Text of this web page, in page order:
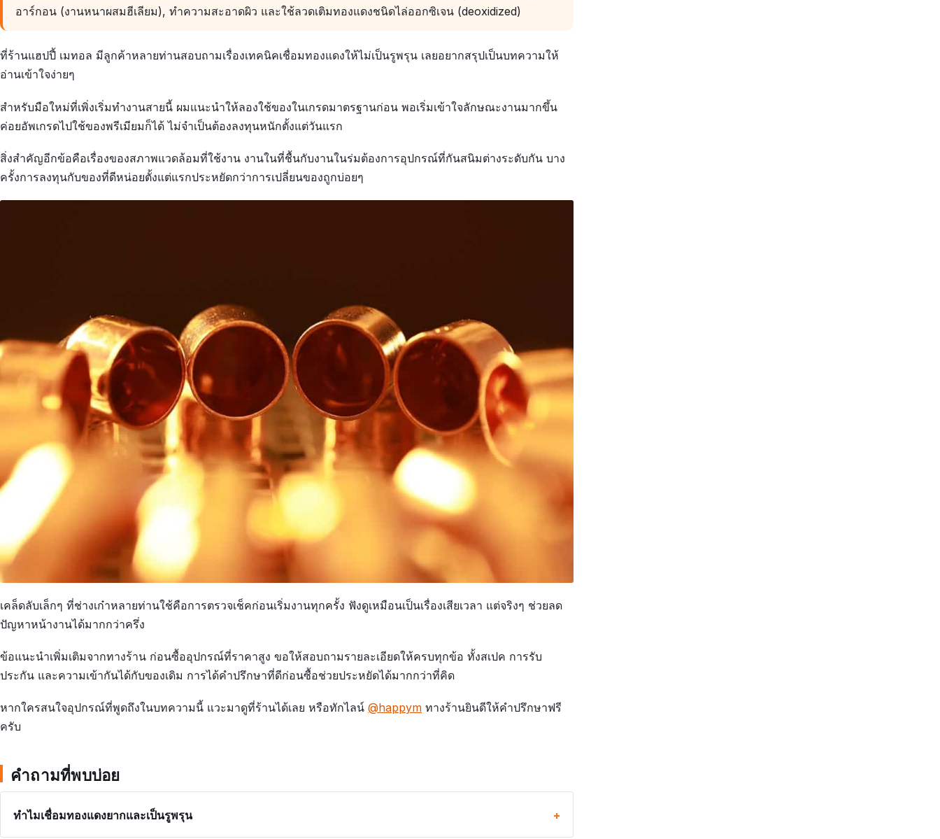
อาร์กอน (งานหนาผสมฮีเลียม), ทำความสะอาดผิว และใช้ลวดเติมทองแดงชนิดไล่ออกซิเจน (deoxidized)
ที่ร้านแฮปปี้ เมทอล มีลูกค้าหลายท่านสอบถามเรื่องเทคนิคเชื่อมทองแดงให้ไม่เป็นรูพรุน เลยอยากสรุปเป็นบทความให้
อ่านเข้าใจง่ายๆ
สำหรับมือใหม่ที่เพิ่งเริ่มทำงานสายนี้ ผมแนะนำให้ลองใช้ของในเกรดมาตรฐานก่อน พอเริ่มเข้าใจลักษณะงานมากขึ้น
ค่อยอัพเกรดไปใช้ของพรีเมียมก็ได้ ไม่จำเป็นต้องลงทุนหนักตั้งแต่วันแรก
สิ่งสำคัญอีกข้อคือเรื่องของสภาพแวดล้อมที่ใช้งาน งานในที่ชื้นกับงานในร่มต้องการอุปกรณ์ที่กันสนิมต่างระดับกัน บาง
ครั้งการลงทุนกับของที่ดีหน่อยตั้งแต่แรกประหยัดกว่าการเปลี่ยนของถูกบ่อยๆ
เคล็ดลับเล็กๆ ที่ช่างเก๋าหลายท่านใช้คือการตรวจเช็คก่อนเริ่มงานทุกครั้ง ฟังดูเหมือนเป็นเรื่องเสียเวลา แต่จริงๆ ช่วยลด
ปัญหาหน้างานได้มากกว่าครึ่ง
ข้อแนะนำเพิ่มเติมจากทางร้าน ก่อนซื้ออุปกรณ์ที่ราคาสูง ขอให้สอบถามรายละเอียดให้ครบทุกข้อ ทั้งสเปค การรับ
ประกัน และความเข้ากันได้กับของเดิม การได้คำปรึกษาที่ดีก่อนซื้อช่วยประหยัดได้มากกว่าที่คิด
หากใครสนใจอุปกรณ์ที่พูดถึงในบทความนี้ แวะมาดูที่ร้านได้เลย หรือทักไลน์ @happym ทางร้านยินดีให้คำปรึกษาฟรี
ครับ
คำถามที่พบบ่อย
ทำไมเชื่อมทองแดงยากและเป็นรูพรุน